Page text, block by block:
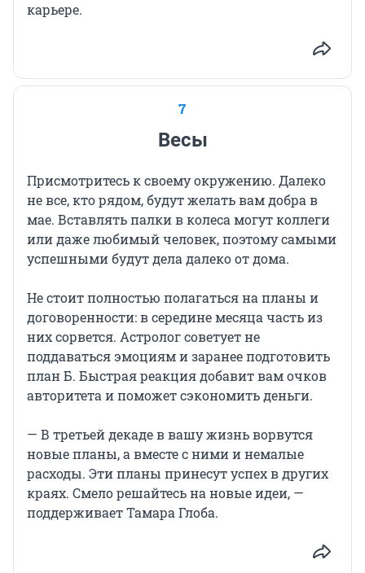
карьере.
7
Весы
Присмотритесь к своему окружению. Далеко
не все, кто рядом, будут желать вам добра в
мае. Вставлять палки в колеса могут коллеги
или даже любимый человек, поэтому самыми
успешными будут дела далеко от дома.
Не стоит полностью полагаться на планы и
договоренности: в середине месяца часть из
них сорвется. Астролог советует не
поддаваться эмоциям и заранее подготовить
план Б. Быстрая реакция добавит вам очков
авторитета и поможет сэкономить деньги.
— В третьей декаде в вашу жизнь ворвутся
новые планы, а вместе с ними и немалые
расходы. Эти планы принесут успех в других
краях. Смело решайтесь на новые идеи, —
поддерживает Тамара Глоба.